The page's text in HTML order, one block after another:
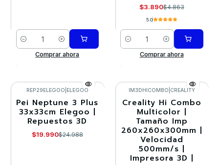
Cantidad
Comprar ahora
$3.890$4.863
5.0
Cantidad
Comprar ahora
-20%
REP29ELEGOO ELEGOO
Pei Neptune 3 Plus
33x33cm Elegoo |
Repuestos 3D
$19.990$24.988
-20%
IM3DHICOMBO CREALITY
Creality Hi Combo
Multicolor |
Tamaño Imp
260x260x300mm |
Velocidad
500mm/s |
Impresora 3D |